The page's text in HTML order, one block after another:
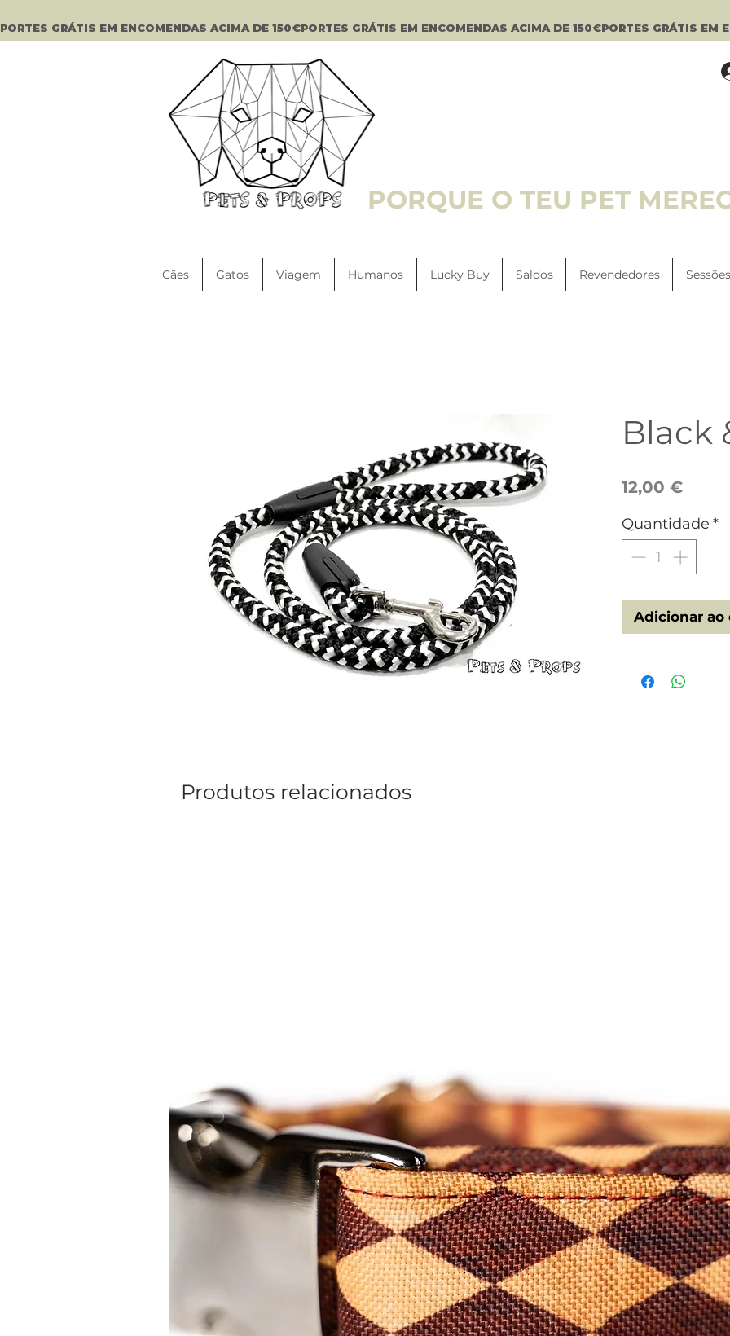
PORTES GRÁTIS EM ENCOMENDAS ACIMA DE 150€
PORQUE O TEU PET
Cães Gatos Viagem Humanos Lucky Buy Saldos Revendedores
Black
12,00 €Preço
Quantidade *
Adicionar ao
Produtos relacionados